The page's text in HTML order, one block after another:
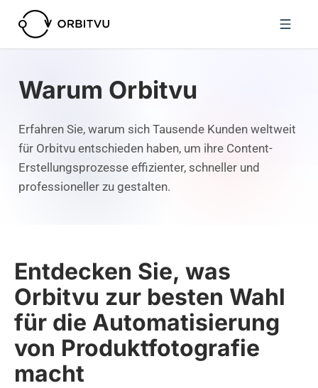
Warum Orbitvu
Erfahren Sie, warum sich Tausende Kunden weltweit
für Orbitvu entschieden haben, um ihre Content-
Erstellungsprozesse effizienter, schneller und
professioneller zu gestalten.
Entdecken Sie, was
Orbitvu zur besten Wahl
für die Automatisierung
von Produktfotografie
macht